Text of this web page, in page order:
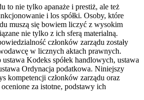
to nie tylko apanaże i prestiż, ale też
i los spółki. Osoby, które
muszą się bowiem liczyć z wysokim
nie tylko z ich sferą materialną.
członków zarządu zostały
w licznych aktach prawnych.
Kodeks spółek handlowych, ustawa
Ordynacja podatkowa. Niniejszy
kompetencji członków zarządu oraz
za istotne, podstawy ich